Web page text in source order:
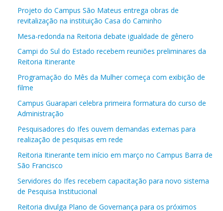
Projeto do Campus São Mateus entrega obras de
revitalização na instituição Casa do Caminho
Mesa-redonda na Reitoria debate igualdade de gênero
Campi do Sul do Estado recebem reuniões preliminares da
Reitoria Itinerante
Programação do Mês da Mulher começa com exibição de
filme
Campus Guarapari celebra primeira formatura do curso de
Administração
Pesquisadores do Ifes ouvem demandas externas para
realização de pesquisas em rede
Reitoria Itinerante tem início em março no Campus Barra de
São Francisco
Servidores do Ifes recebem capacitação para novo sistema
de Pesquisa Institucional
Reitoria divulga Plano de Governança para os próximos